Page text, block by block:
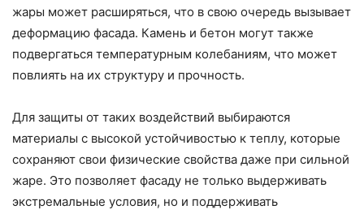
жары может расширяться, что в свою очередь вызывает
деформацию фасада. Камень и бетон могут также
подвергаться температурным колебаниям, что может
повлиять на их структуру и прочность.
Для защиты от таких воздействий выбираются
материалы с высокой устойчивостью к теплу, которые
сохраняют свои физические свойства даже при сильной
жаре. Это позволяет фасаду не только выдерживать
экстремальные условия, но и поддерживать